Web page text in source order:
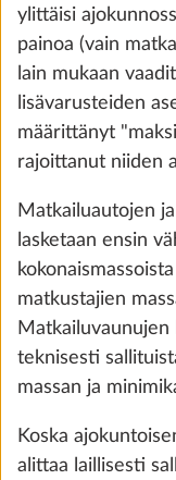
Kaasun
ylittäisi
painoa (vain
lain mukaan
lisävarusteiden
määrittänyt
rajoittanut niiden
Matkailuautojen
lasketaan ensin
matkustajien
Matkailuvaunujen
teknisesti
massan ja
Koska
alittaa laillisesti